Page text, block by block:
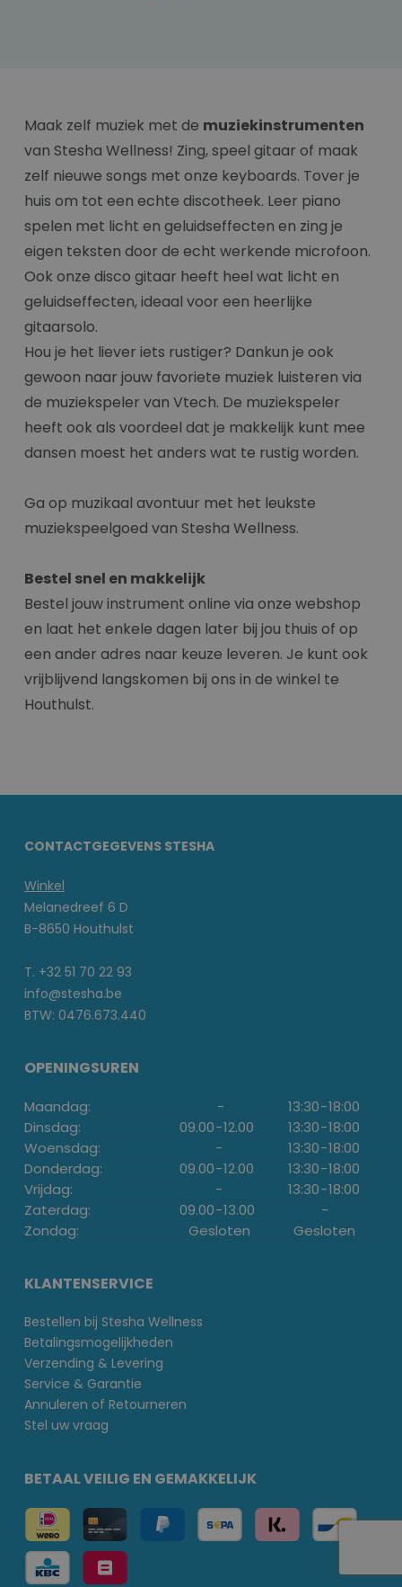
Maak zelf muziek met de muziekinstrumenten
van Stesha Wellness! Zing, speel gitaar of maak
zelf nieuwe songs met onze keyboards. Tover je
huis om tot een echte discotheek. Leer piano
spelen met licht en geluidseffecten en zing je
eigen teksten door de echt werkende microfoon.
Ook onze disco gitaar heeft heel wat licht en
geluidseffecten, ideaal voor een heerlijke
gitaarsolo.
Hou je het liever iets rustiger? Dankun je ook
gewoon naar jouw favoriete muziek luisteren via
de muziekspeler van Vtech. De muziekspeler
heeft ook als voordeel dat je makkelijk kunt mee
dansen moest het anders wat te rustig worden.
Ga op muzikaal avontuur met het leukste
muziekspeelgoed van Stesha Wellness.
Bestel snel en makkelijk
Bestel jouw instrument online via onze webshop
en laat het enkele dagen later bij jou thuis of op
een ander adres naar keuze leveren. Je kunt ook
vrijblijvend langskomen bij ons in de winkel te
Houthulst.
CONTACTGEGEVENS STESHA
Winkel
Melanedreef 6 D
B-8650 Houthulst
T. +32 51 70 22 93
info@stesha.be
BTW: 0476.673.440
OPENINGSUREN
Maandag: - 13:30-18:00
Dinsdag:
09.00-12.00 13:30-18:00
Woensdag:
- 13:30-18:00
Donderdag:
09.00-12.00 13:30-18:00
Vrijdag:
- 13:30-18:00
Zaterdag:
09.00-13.00
-
Zondag:
Gesloten Gesloten
KLANTENSERVICE
Bestellen bij Stesha Wellness
Betalingsmogelijkheden
Verzending & Levering
Service & Garantie
Annuleren of Retourneren
Stel uw vraag
BETAAL VEILIG EN GEMAKKELIJK